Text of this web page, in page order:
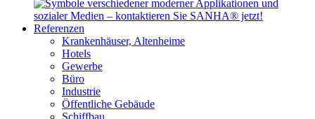
Referenzen
Krankenhäuser, Altenheime
Hotels
Gewerbe
Büro
Industrie
Öffentliche Gebäude